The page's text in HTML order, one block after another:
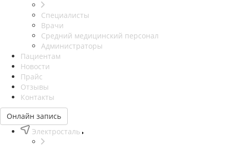
Специалисты
Врачи
Средний медицинский персонал
Администраторы
Пациентам
Новости
Прайс
Отзывы
Контакты
Онлайн запись
Электросталь